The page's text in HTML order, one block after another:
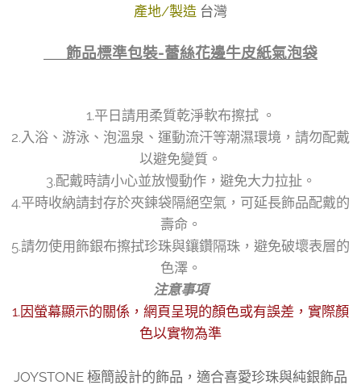
產地/製造 台灣
👉 飾品標準包裝-蕾絲花邊牛皮紙氣泡袋
1.平日請用柔質乾淨軟布擦拭 。
2.入浴、游泳、泡溫泉、運動流汗等潮濕環境，請勿配戴
以避免變質。
3.配戴時請小心並放慢動作，避免大力拉扯。
4.平時收納請封存於夾鍊袋隔絕空氣，可延長飾品配戴的
壽命。
5.請勿使用飾銀布擦拭珍珠與鑲鑽隔珠，避免破壞表層的
色澤。
注意事項
1.因螢幕顯示的關係，網頁呈現的顏色或有誤差，實際顏
色以實物為準
JOYSTONE 極簡設計的飾品，適合喜愛珍珠與純銀飾品